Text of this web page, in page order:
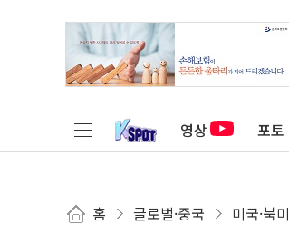
영상 포토
홈 글로벌·중국 미국·북미